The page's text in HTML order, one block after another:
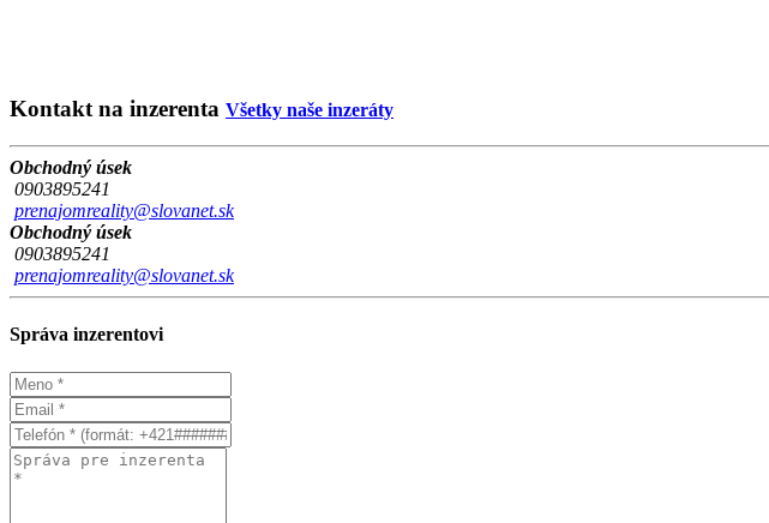
Kontakt na inzerenta Všetky naše inzeráty
Obchodný úsek
0903895241
prenajomreality@slovanet.sk
Obchodný úsek
0903895241
prenajomreality@slovanet.sk
Správa inzerentovi